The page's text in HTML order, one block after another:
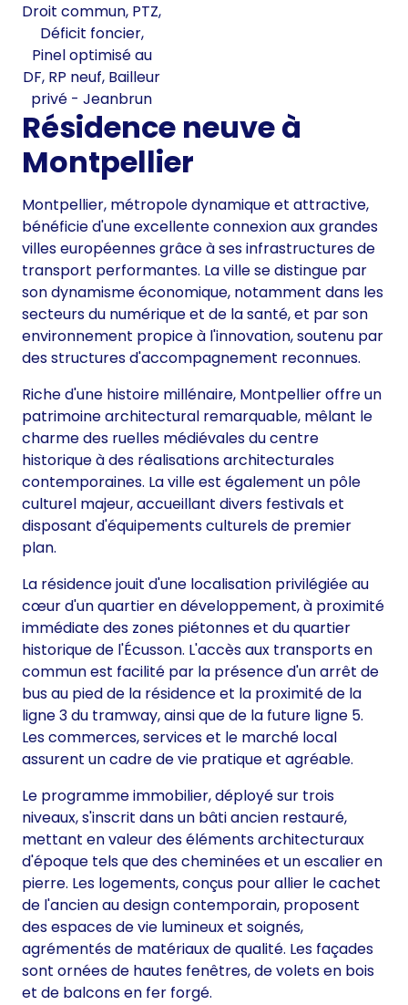
Droit commun, PTZ,
Déficit foncier,
Pinel optimisé au
DF, RP neuf, Bailleur
privé - Jeanbrun
Résidence neuve à
Montpellier
Montpellier, métropole dynamique et attractive,
bénéficie d'une excellente connexion aux grandes
villes européennes grâce à ses infrastructures de
transport performantes. La ville se distingue par
son dynamisme économique, notamment dans les
secteurs du numérique et de la santé, et par son
environnement propice à l'innovation, soutenu par
des structures d'accompagnement reconnues.
Riche d'une histoire millénaire, Montpellier offre un
patrimoine architectural remarquable, mêlant le
charme des ruelles médiévales du centre
historique à des réalisations architecturales
contemporaines. La ville est également un pôle
culturel majeur, accueillant divers festivals et
disposant d'équipements culturels de premier
plan.
La résidence jouit d'une localisation privilégiée au
cœur d'un quartier en développement, à proximité
immédiate des zones piétonnes et du quartier
historique de l'Écusson. L'accès aux transports en
commun est facilité par la présence d'un arrêt de
bus au pied de la résidence et la proximité de la
ligne 3 du tramway, ainsi que de la future ligne 5.
Les commerces, services et le marché local
assurent un cadre de vie pratique et agréable.
Le programme immobilier, déployé sur trois
niveaux, s'inscrit dans un bâti ancien restauré,
mettant en valeur des éléments architecturaux
d'époque tels que des cheminées et un escalier en
pierre. Les logements, conçus pour allier le cachet
de l'ancien au design contemporain, proposent
des espaces de vie lumineux et soignés,
agrémentés de matériaux de qualité. Les façades
sont ornées de hautes fenêtres, de volets en bois
et de balcons en fer forgé.